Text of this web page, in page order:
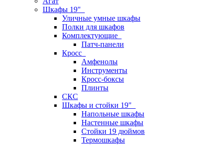
Шкафы 19"
Уличные умные шкафы
Полки для шкафов
Комплектующие
Патч-панели
Кросс
Амфенолы
Инструменты
Кросс-боксы
Плинты
СКС
Шкафы и стойки 19"
Напольные шкафы
Настенные шкафы
Стойки 19 дюймов
Термошкафы